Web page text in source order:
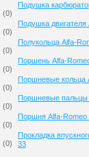
(0)
(0)
(0)
(0)
(0)
(0)
(0)
(0)
Подушка
Подушка двигателя
Полукольца Alfa-
Поршень Alfa-
Поршневые кольца
Поршневые пальцы
Поршня Alfa-Romeo
Прокладка
33